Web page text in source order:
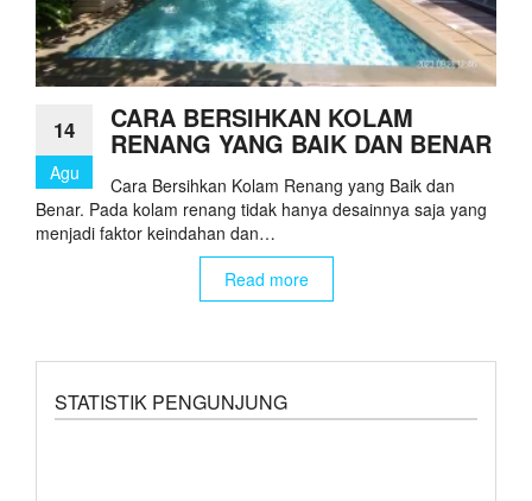
14
Agu
CARA BERSIHKAN KOLAM
RENANG YANG BAIK DAN BENAR
Cara Bersihkan Kolam Renang yang Baik dan
Benar. Pada kolam renang tidak hanya desainnya saja yang
menjadi faktor keindahan dan…
Read more
STATISTIK PENGUNJUNG